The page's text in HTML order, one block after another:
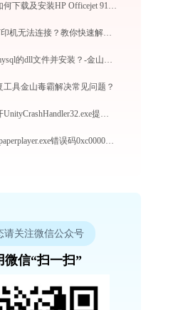
一文带你了解如何下载及安装HP Officejet 9100打印机驱动
佳能MG6680打印机无法连接？教你快速解决 -金山毒霸
如何轻松下载mysql的dll文件并安装？-金山毒霸
工具金山毒霸解决常见问题？
创造与魔法打开UnityCrashHandler32.exe提示0xc0000005错误码怎么办
桌面整理 kwallpaperplayer.exe错误码0xc0000094处理办法
请关注微信公众号
微信“扫一扫”